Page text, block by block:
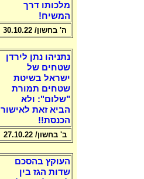
מלכותו דרך
המשיח!
ה' בחשון/ 30.10.22
נתניהו נתן לירדן
שטחים של
ישראל בשיטת
שטחים תמורת
"שלום": ולא
הביא זאת לאישור
הכנסת!!
ב' בחשון/ 27.10.22
העוקץ בהסכם
שדות הגז בין